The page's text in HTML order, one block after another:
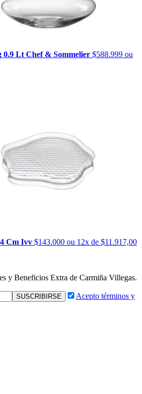
0.9 Lt Chef & Sommelier $588.999 ou
Cm Ivv $143.000 ou 12x de $11.917,00
y Beneficios Extra de Carmiña Villegas.
Acepto términos y